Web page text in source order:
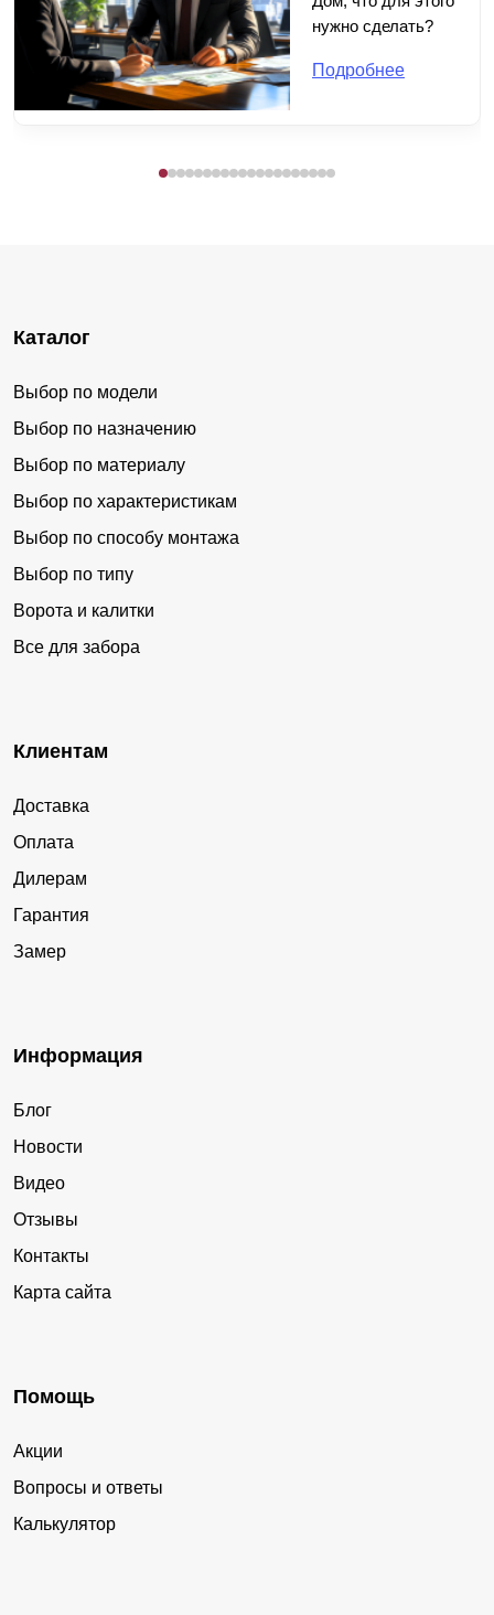
нужно сделать?
Подробнее
Каталог
Выбор по модели
Выбор по назначению
Выбор по материалу
Выбор по характеристикам
Выбор по способу монтажа
Выбор по типу
Ворота и калитки
Все для забора
Клиентам
Доставка
Оплата
Дилерам
Гарантия
Замер
Информация
Блог
Новости
Видео
Отзывы
Контакты
Карта сайта
Помощь
Акции
Вопросы и ответы
Калькулятор